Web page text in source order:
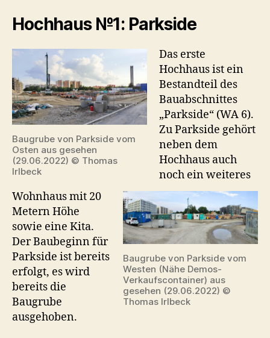
Hochhaus №1: Parkside
Baugrube von Parkside vom
Osten aus gesehen
(29.06.2022) © Thomas
Irlbeck
Baugrube von Parkside vom
Westen (Nähe Demos-
Verkaufscontainer) aus
gesehen (29.06.2022) ©
Thomas Irlbeck
Das erste
Hochhaus ist ein
Bestandteil des
Bauabschnittes
„Parkside“ (WA 6).
Zu Parkside gehört
neben dem
Hochhaus auch
noch ein weiteres
Wohnhaus mit 20
Metern Höhe
sowie eine Kita.
Der Baubeginn für
Parkside ist bereits
erfolgt, es wird
bereits die
Baugrube
ausgehoben.